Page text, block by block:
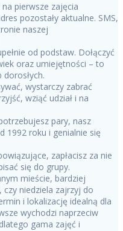
pierwsze zajęcia
pozostały aktualne. SMS,
naszej
od podstaw. Dołączyć
oraz umiejętności – to
wystarczy zabrać
wziąć udział i na
pary, nasz
1992 roku i genialnie się
zapłacisz za nie
się do grupy.
mieście, bardziej
niedziela zajrzyj do
i lokalizację idealną dla
wychodzi naprzeciw
gama zajęć i